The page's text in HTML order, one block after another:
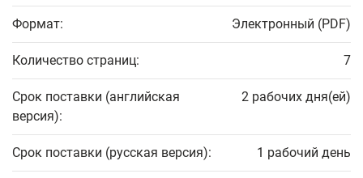
Формат: Электронный (PDF)
Количество страниц: 7
Срок поставки (английская
версия):
2 рабочих дня(ей)
Срок поставки (русская версия): 1 рабочий день